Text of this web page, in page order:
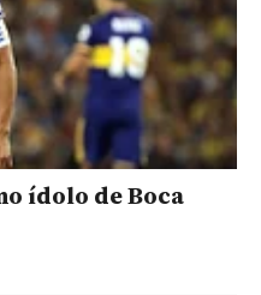
ídolo de Boca